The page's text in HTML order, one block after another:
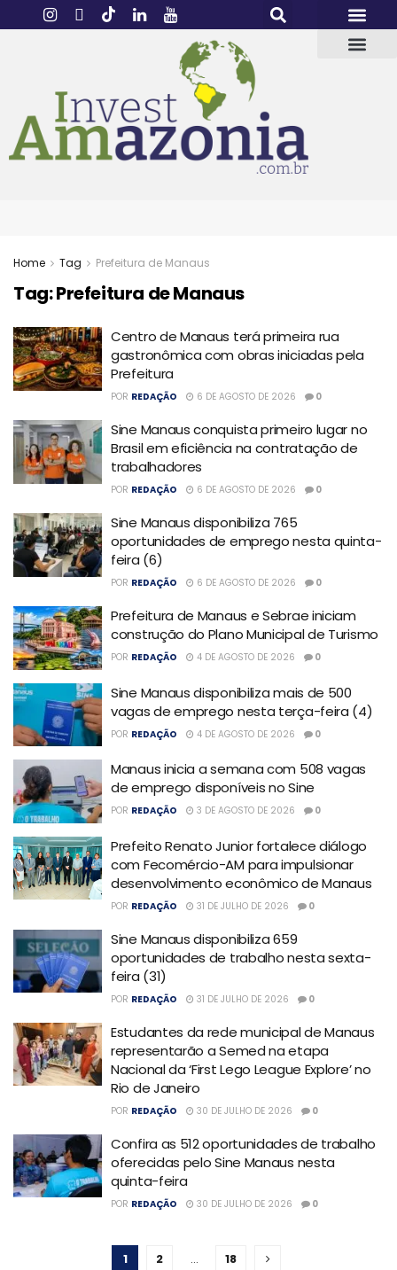
Home Tag Prefeitura de Manaus
Tag:Prefeitura de Manaus
Centro de Manaus terá primeira rua
gastronômica com obras iniciadas pela
Prefeitura
POR REDAÇÃO 6 DE AGOSTO DE 2026 0
Sine Manaus conquista primeiro lugar no
Brasil em eficiência na contratação de
trabalhadores
POR REDAÇÃO 6 DE AGOSTO DE 2026 0
Sine Manaus disponibiliza 765
oportunidades de emprego nesta quinta-
feira (6)
POR REDAÇÃO 6 DE AGOSTO DE 2026 0
Prefeitura de Manaus e Sebrae iniciam
construção do Plano Municipal de Turismo
POR REDAÇÃO 4 DE AGOSTO DE 2026 0
Sine Manaus disponibiliza mais de 500
vagas de emprego nesta terça-feira (4)
POR REDAÇÃO 4 DE AGOSTO DE 2026 0
Manaus inicia a semana com 508 vagas
de emprego disponíveis no Sine
POR REDAÇÃO 3 DE AGOSTO DE 2026 0
Prefeito Renato Junior fortalece diálogo
com Fecomércio-AM para impulsionar
desenvolvimento econômico de Manaus
POR REDAÇÃO 31 DE JULHO DE 2026 0
Sine Manaus disponibiliza 659
oportunidades de trabalho nesta sexta-
feira (31)
POR REDAÇÃO 31 DE JULHO DE 2026 0
Estudantes da rede municipal de Manaus
representarão a Semed na etapa
Nacional da ‘First Lego League Explore’ no
Rio de Janeiro
POR REDAÇÃO 30 DE JULHO DE 2026 0
Confira as 512 oportunidades de trabalho
oferecidas pelo Sine Manaus nesta
quinta-feira
POR REDAÇÃO 30 DE JULHO DE 2026 0
1 2 … 18